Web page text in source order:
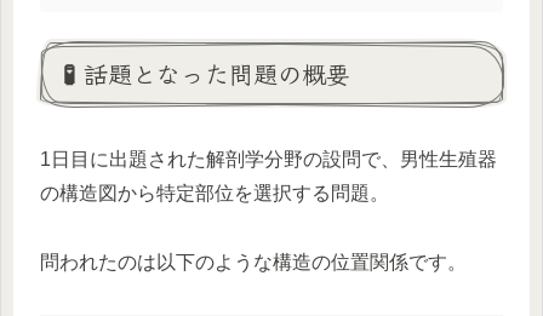
🧪 話題となった問題の概要
1日目に出題された解剖学分野の設問で、男性生殖器
の構造図から特定部位を選択する問題。
問われたのは以下のような構造の位置関係です。